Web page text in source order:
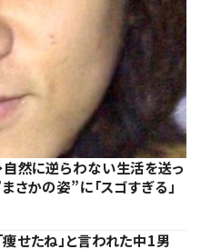
然に逆らわない生活を送っ
かの姿”に「スゴすぎる」
せたね」と言われた中1男